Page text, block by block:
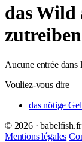
das Wild
zutreiben
Aucune entrée dans
Vouliez-vous dire
das nötige
© 2026 · babelfish.fr
Mentions légales